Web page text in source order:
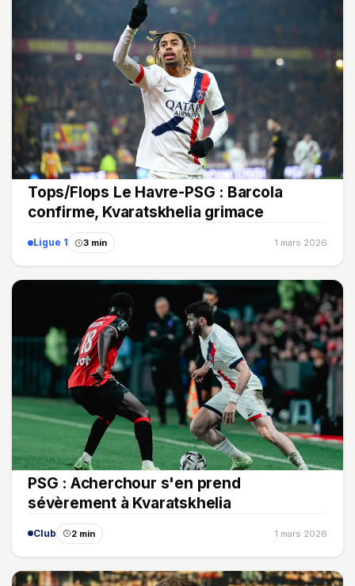
Tops/Flops Le Havre-PSG : Barcola
confirme, Kvaratskhelia grimace
Ligue 1 3 min 1 mars 2026
PSG : Acherchour s'en prend
sévèrement à Kvaratskhelia
Club 2 min 1 mars 2026